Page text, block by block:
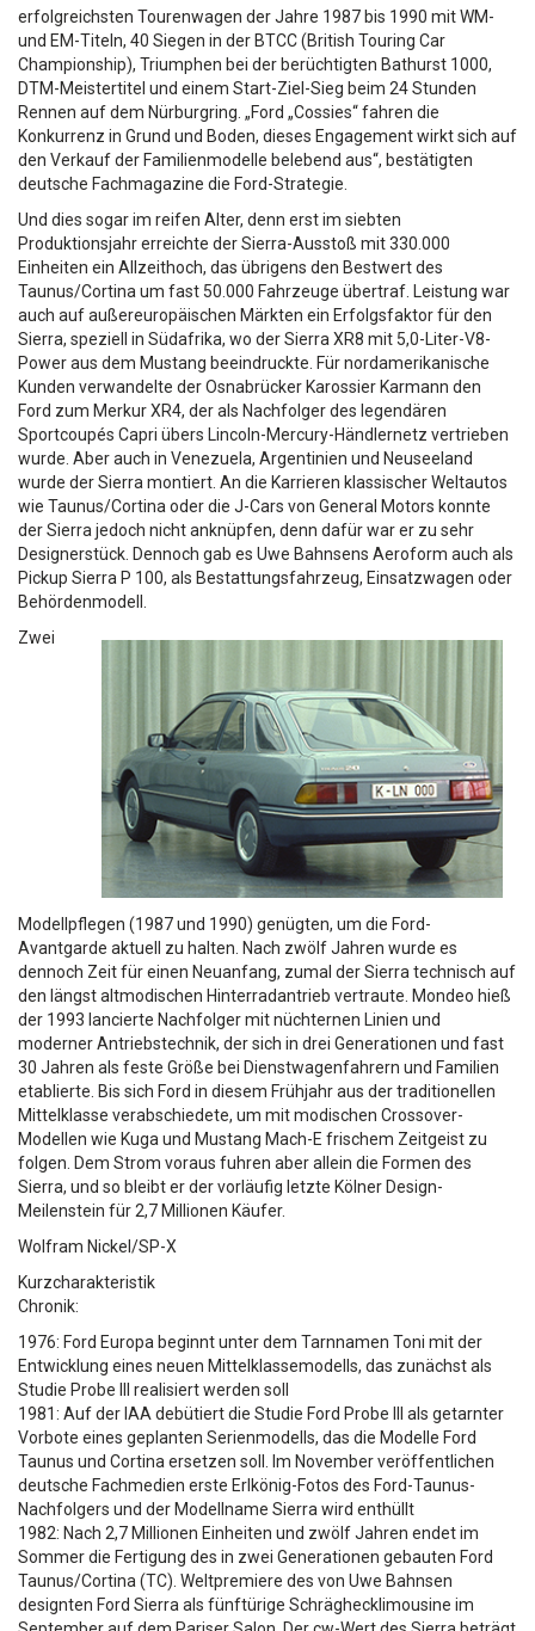
erfolgreichsten Tourenwagen der Jahre 1987 bis 1990 mit WM-
und EM-Titeln, 40 Siegen in der BTCC (British Touring Car
Championship), Triumphen bei der berüchtigten Bathurst 1000,
DTM-Meistertitel und einem Start-Ziel-Sieg beim 24 Stunden
Rennen auf dem Nürburgring. „Ford „Cossies“ fahren die
Konkurrenz in Grund und Boden, dieses Engagement wirkt sich auf
den Verkauf der Familienmodelle belebend aus“, bestätigten
deutsche Fachmagazine die Ford-Strategie.
Und dies sogar im reifen Alter, denn erst im siebten
Produktionsjahr erreichte der Sierra-Ausstoß mit 330.000
Einheiten ein Allzeithoch, das übrigens den Bestwert des
Taunus/Cortina um fast 50.000 Fahrzeuge übertraf. Leistung war
auch auf außereuropäischen Märkten ein Erfolgsfaktor für den
Sierra, speziell in Südafrika, wo der Sierra XR8 mit 5,0-Liter-V8-
Power aus dem Mustang beeindruckte. Für nordamerikanische
Kunden verwandelte der Osnabrücker Karossier Karmann den
Ford zum Merkur XR4, der als Nachfolger des legendären
Sportcoupés Capri übers Lincoln-Mercury-Händlernetz vertrieben
wurde. Aber auch in Venezuela, Argentinien und Neuseeland
wurde der Sierra montiert. An die Karrieren klassischer Weltautos
wie Taunus/Cortina oder die J-Cars von General Motors konnte
der Sierra jedoch nicht anknüpfen, denn dafür war er zu sehr
Designerstück. Dennoch gab es Uwe Bahnsens Aeroform auch als
Pickup Sierra P 100, als Bestattungsfahrzeug, Einsatzwagen oder
Behördenmodell.
Zwei
Modellpflegen (1987 und 1990) genügten, um die Ford-
Avantgarde aktuell zu halten. Nach zwölf Jahren wurde es
dennoch Zeit für einen Neuanfang, zumal der Sierra technisch auf
den längst altmodischen Hinterradantrieb vertraute. Mondeo hieß
der 1993 lancierte Nachfolger mit nüchternen Linien und
moderner Antriebstechnik, der sich in drei Generationen und fast
30 Jahren als feste Größe bei Dienstwagenfahrern und Familien
etablierte. Bis sich Ford in diesem Frühjahr aus der traditionellen
Mittelklasse verabschiedete, um mit modischen Crossover-
Modellen wie Kuga und Mustang Mach-E frischem Zeitgeist zu
folgen. Dem Strom voraus fuhren aber allein die Formen des
Sierra, und so bleibt er der vorläufig letzte Kölner Design-
Meilenstein für 2,7 Millionen Käufer.
Wolfram Nickel/SP-X
Kurzcharakteristik
Chronik:
1976: Ford Europa beginnt unter dem Tarnnamen Toni mit der
Entwicklung eines neuen Mittelklassemodells, das zunächst als
Studie Probe III realisiert werden soll
1981: Auf der IAA debütiert die Studie Ford Probe III als getarnter
Vorbote eines geplanten Serienmodells, das die Modelle Ford
Taunus und Cortina ersetzen soll. Im November veröffentlichen
deutsche Fachmedien erste Erlkönig-Fotos des Ford-Taunus-
Nachfolgers und der Modellname Sierra wird enthüllt
1982: Nach 2,7 Millionen Einheiten und zwölf Jahren endet im
Sommer die Fertigung des in zwei Generationen gebauten Ford
Taunus/Cortina (TC). Weltpremiere des von Uwe Bahnsen
designten Ford Sierra als fünftürige Schräghecklimousine im